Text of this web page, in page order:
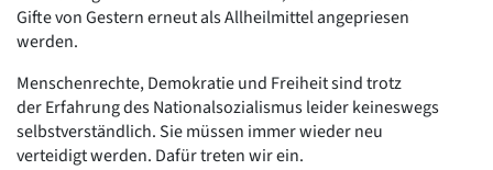
Gifte von Gestern erneut als Allheilmittel angepriesen
werden.
Menschenrechte, Demokratie und Freiheit sind trotz
der Erfahrung des Nationalsozialismus leider keineswegs
selbstverständlich. Sie müssen immer wieder neu
verteidigt werden. Dafür treten wir ein.